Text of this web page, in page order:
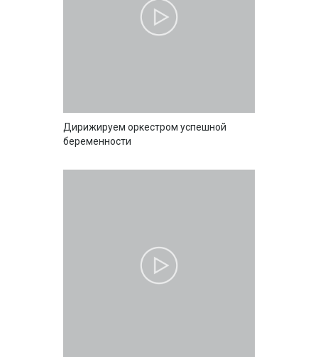
Дирижируем оркестром успешной
беременности